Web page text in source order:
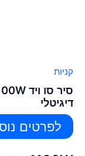
קניות
דיגיטלי
לפרטים